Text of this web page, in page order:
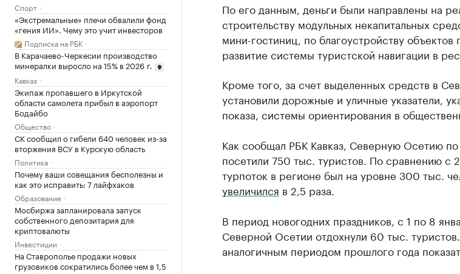
Спорт
«Экстремальные» плечи обвалили фонд
«гения ИИ». Чему это учит инвесторов
Подписка на РБК
В Карачаево-Черкесии производство
минералки выросло на 15% в 2026 г.
Кавказ
Экипаж пропавшего в Иркутской
области самолета прибыл в аэропорт
Бодайбо
Общество
СК сообщил о гибели 640 человек из-за
вторжения ВСУ в Курскую область
Политика
Почему ваши совещания бесполезны и
как это исправить: 7 лайфхаков
Образование
Мосбиржа запланировала запуск
собственного депозитария для
криптовалюты
Инвестиции
На Ставрополье продажи новых
грузовиков сократились более чем в 1,5
По его данным, деньги были направлены на
строительству модульных некапитальных
мини-гостиниц, по благоустройству объектов
развитие системы туристской навигации в
Кроме того, за счет выделенных средств в
установили дорожные и уличные указатели,
показа, системы ориентирования в
Как сообщал РБК Кавказ, Северную Осетию
посетили 750 тыс. туристов. По сравнению с
турпоток в регионе был на уровне 300 тыс.
увеличился в 2,5 раза.
В период новогодних праздников, с 1 по 8
Северной Осетии отдохнули 60 тыс.
аналогичным периодом прошлого года